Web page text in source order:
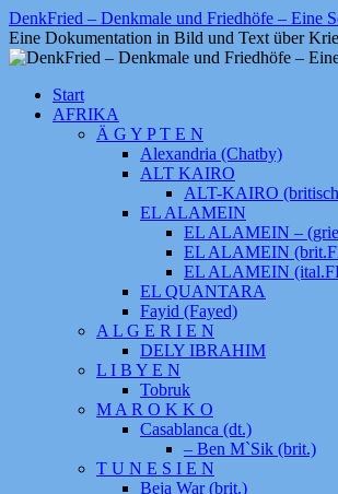
Zum
Inhalt
springen
DenkFried – Denkmale und Friedhöfe – Eine
Eine Dokumentation in Bild und Text über
Start
AFRIKA
Ä G Y P T E N
Alexandria (Chatby)
ALT KAIRO
ALT-KAIRO
EL ALAMEIN
EL ALAMEIN –
EL ALAMEIN
EL ALAMEIN
EL QUANTARA
Fayid (Fayed)
A L G E R I E N
DELY IBRAHIM
L I B Y E N
Tobruk
M A R O K K O
Casablanca (dt.)
– Ben M`Sik (brit.)
T U N E S I E N
Beja War (brit.)